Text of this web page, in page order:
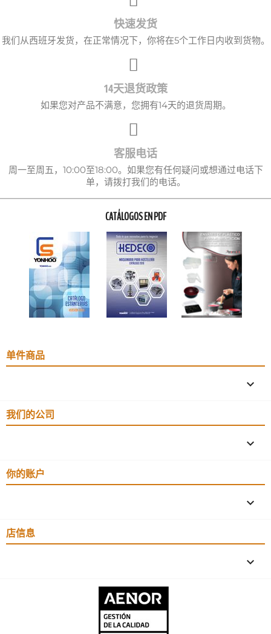
快速发货
我们从西班牙发货，在正常情况下，你将在5个工作日内收到货物。
14天退货政策
如果您对产品不满意，您拥有14天的退货周期。
客服电话
周一至周五，10:00至18:00。如果您有任何疑问或想通过电话下
单，请拨打我们的电话。
CATÁLOGOS EN PDF
单件商品

我们的公司

你的账户

店信息
keyboard_arrow_down